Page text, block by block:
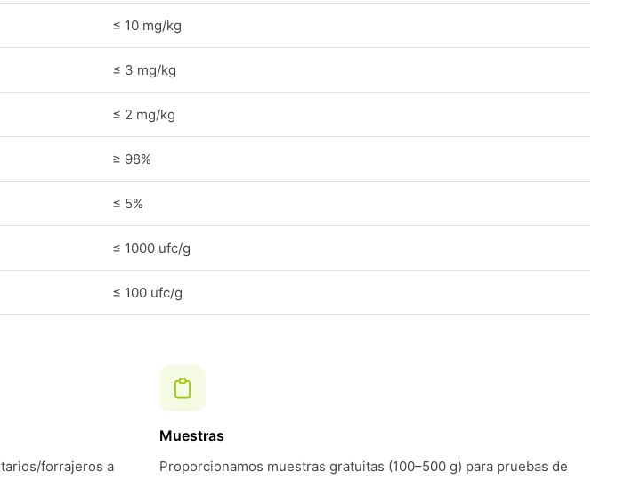
≤ 10 mg/kg
≤ 3 mg/kg
≤ 2 mg/kg
≥ 98%
≤ 5%
≤ 1000 ufc/g
≤ 100 ufc/g
forrajeros a
Muestras
Proporcionamos muestras gratuitas (100–500 g) para pruebas de